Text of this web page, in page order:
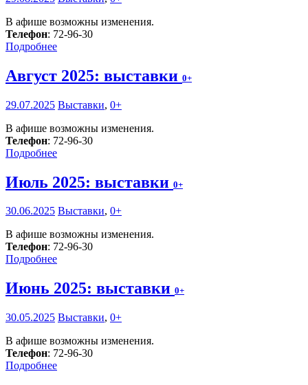
В афише возможны изменения.
Телефон: 72-96-30
Подробнее
Август 2025: выставки 0+
29.07.2025 Выставки, 0+
В афише возможны изменения.
Телефон: 72-96-30
Подробнее
Июль 2025: выставки 0+
30.06.2025 Выставки, 0+
В афише возможны изменения.
Телефон: 72-96-30
Подробнее
Июнь 2025: выставки 0+
30.05.2025 Выставки, 0+
В афише возможны изменения.
Телефон: 72-96-30
Подробнее